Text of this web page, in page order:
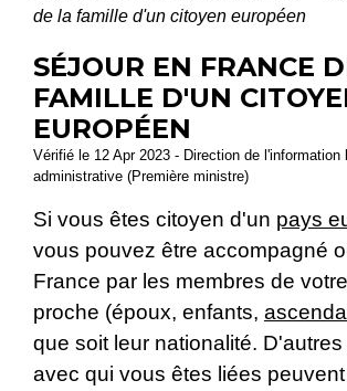
de la famille d'un citoyen européen
SÉJOUR EN FRANCE
FAMILLE D'UN
EUROPÉEN
Vérifié le 12 Apr 2023 - Direction de l'information
administrative (Première ministre)
Si vous êtes citoyen d'un pays
vous pouvez être accompagné
France par les membres de
proche (époux, enfants,
que soit leur nationalité.
avec qui vous êtes liées